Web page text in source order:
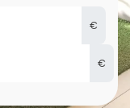
€
€